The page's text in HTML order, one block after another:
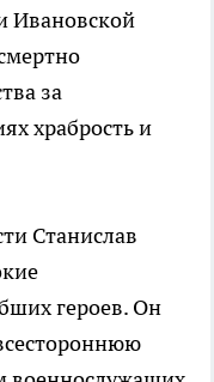
Ивановской
за
храбрость и
Станислав
героев. Он